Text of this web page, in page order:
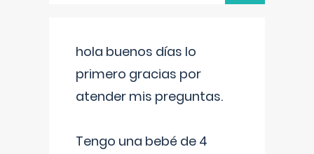
hola buenos días lo
primero gracias por
atender mis preguntas.
Tengo una bebé de 4